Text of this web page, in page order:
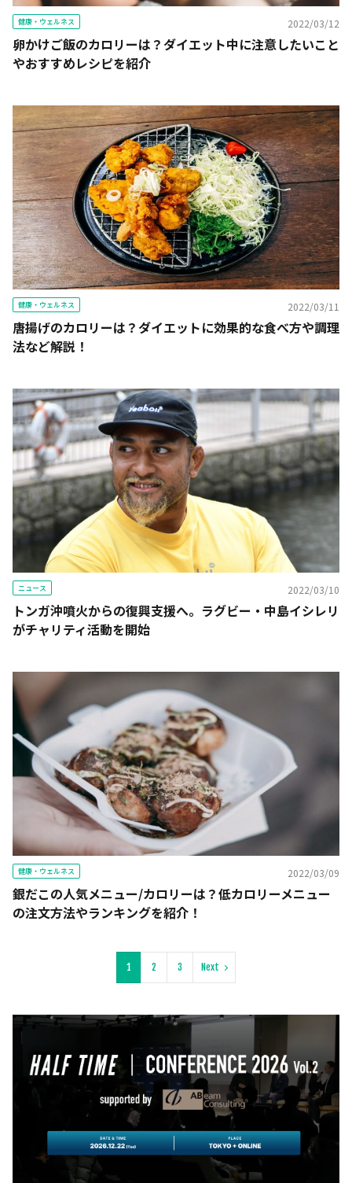
健康・ウェルネス 2022/03/12
卵かけご飯のカロリーは？ダイエット中に注意したいこと
やおすすめレシピを紹介
健康・ウェルネス 2022/03/11
唐揚げのカロリーは？ダイエットに効果的な食べ方や調理
法など解説！
ニュース 2022/03/10
トンガ沖噴火からの復興支援へ。ラグビー・中島イシレリ
がチャリティ活動を開始
健康・ウェルネス 2022/03/09
銀だこの人気メニュー/カロリーは？低カロリーメニュー
の注文方法やランキングを紹介！
1 2 3 Next